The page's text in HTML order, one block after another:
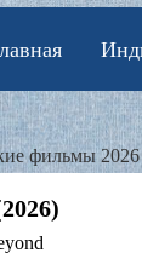
фильмы 2026